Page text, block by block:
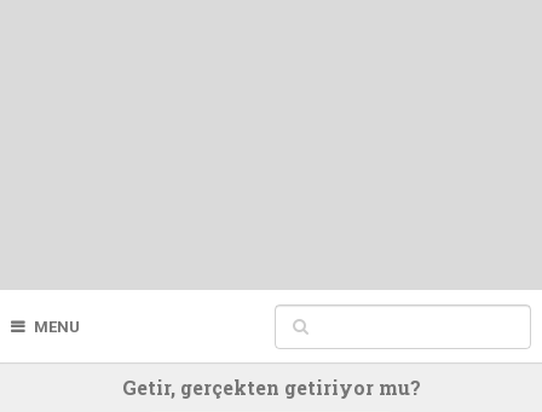
MENU
Getir, gerçekten getiriyor mu?